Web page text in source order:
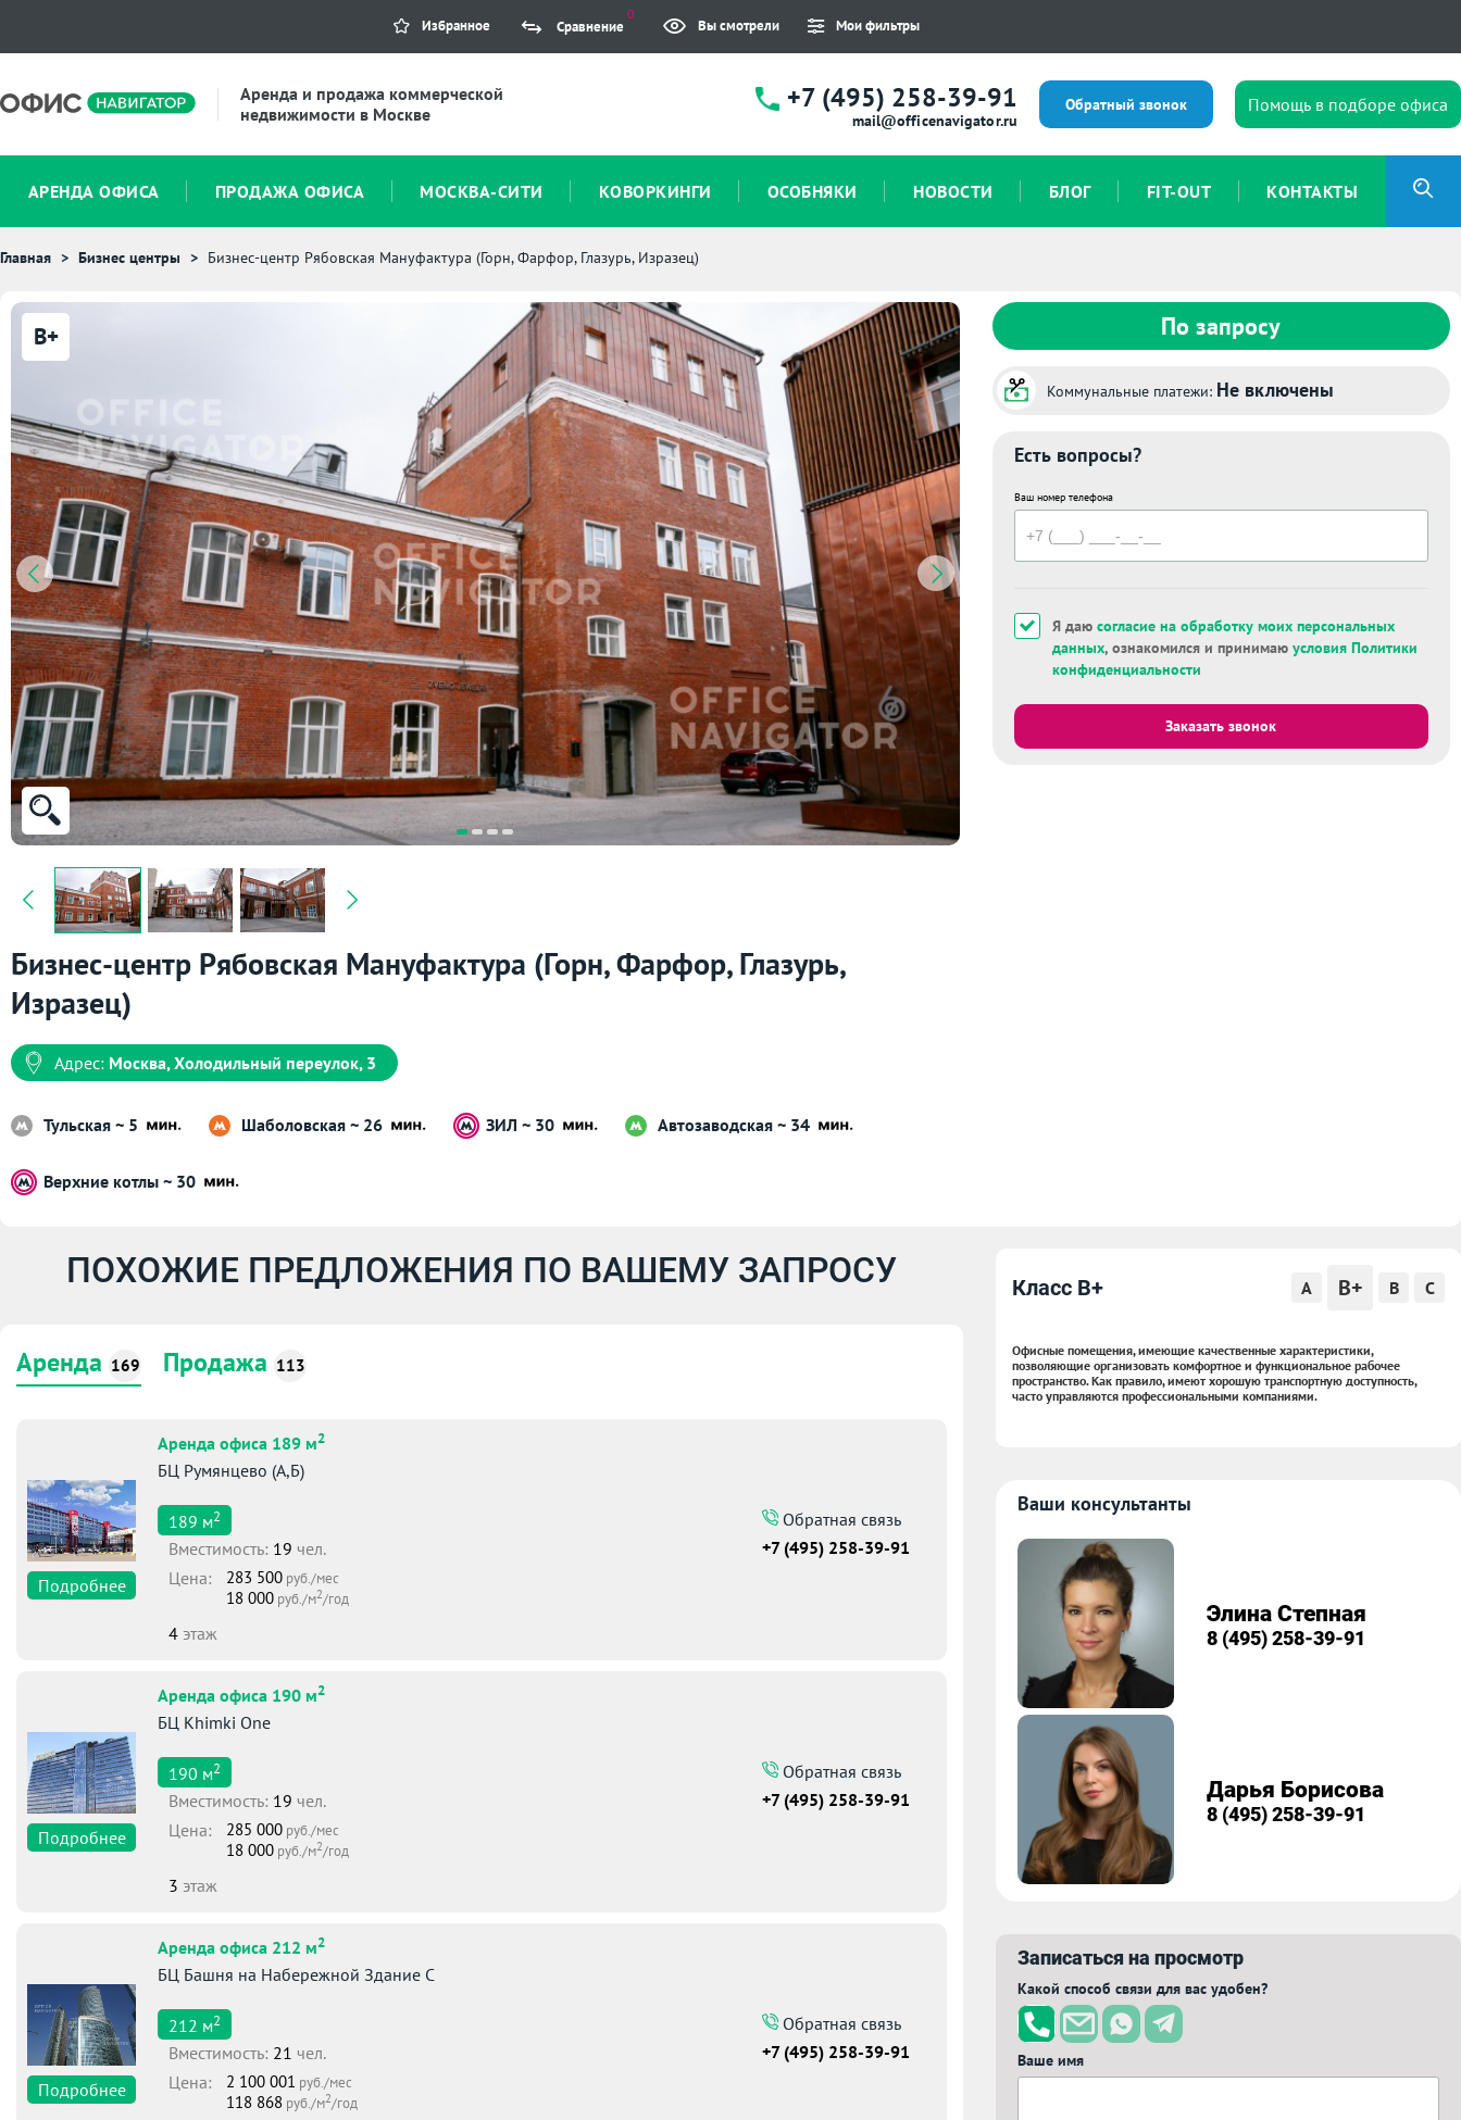
Избранное Сравнение
0
Вы смотрели Мои фильтры
Аренда и продажа коммерческой
недвижимости в Москве
+7 (495) 258-39-91
mail@officenavigator.ru
Обратный звонок Помощь в подборе офиса
АРЕНДА ОФИСА ПРОДАЖА ОФИСА МОСКВА-СИТИ КОВОРКИНГИ ОСОБНЯКИ НОВОСТИ БЛОГ FIT-OUT КОНТАКТЫ
Главная Бизнес центры Бизнес-центр Рябовская Мануфактура (Горн, Фарфор, Глазурь, Изразец)
B+
Бизнес-центр Рябовская Мануфактура (Горн, Фарфор, Глазурь,
Изразец)
Адрес: Москва, Холодильный переулок, 3
Тульская ~ 5 Шаболовская ~ 26 ЗИЛ ~ 30 Автозаводская ~ 34
Верхние котлы ~ 30
По запросу
Коммунальные платежи: Не включены
Есть вопросы?
Ваш номер телефона
Я даю согласие на обработку моих персональных
данных, ознакомился и принимаю условия Политики
конфиденциальности
Заказать звонок
ПОХОЖИЕ ПРЕДЛОЖЕНИЯ ПО ВАШЕМУ ЗАПРОСУ
Аренда 169 Продажа 113
Подробнее
Аренда офиса 189 м2
БЦ Румянцево (А,Б)
189 м2
Вместимоcть: 19 чел.
Цена:
283 500 руб./мес
18 000 руб./м2/год
4 этаж
Обратная связь
+7 (495) 258-39-91
Подробнее
Аренда офиса 190 м2
БЦ Khimki One
190 м2
Вместимоcть: 19 чел.
Цена:
285 000 руб./мес
18 000 руб./м2/год
3 этаж
Обратная связь
+7 (495) 258-39-91
Подробнее
Аренда офиса 212 м2
БЦ Башня на Набережной Здание С
212 м2
Вместимоcть: 21 чел.
Цена:
2 100 001 руб./мес
118 868 руб./м2/год
Обратная связь
+7 (495) 258-39-91
Класс B+ A B+ B C
Офисные помещения, имеющие качественные характеристики,
позволяющие организовать комфортное и функциональное рабочее
пространство. Как правило, имеют хорошую транспортную доступность,
часто управляются профессиональными компаниями.
Ваши консультанты
Элина Степная
8 (495) 258-39-91
Дарья Борисова
8 (495) 258-39-91
Записаться на просмотр
Какой способ связи для вас удобен?
Ваше имя